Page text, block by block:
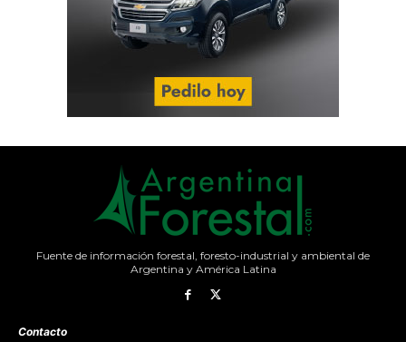
Fuente de información forestal, foresto-industrial y ambiental de
Argentina y América Latina
Contacto